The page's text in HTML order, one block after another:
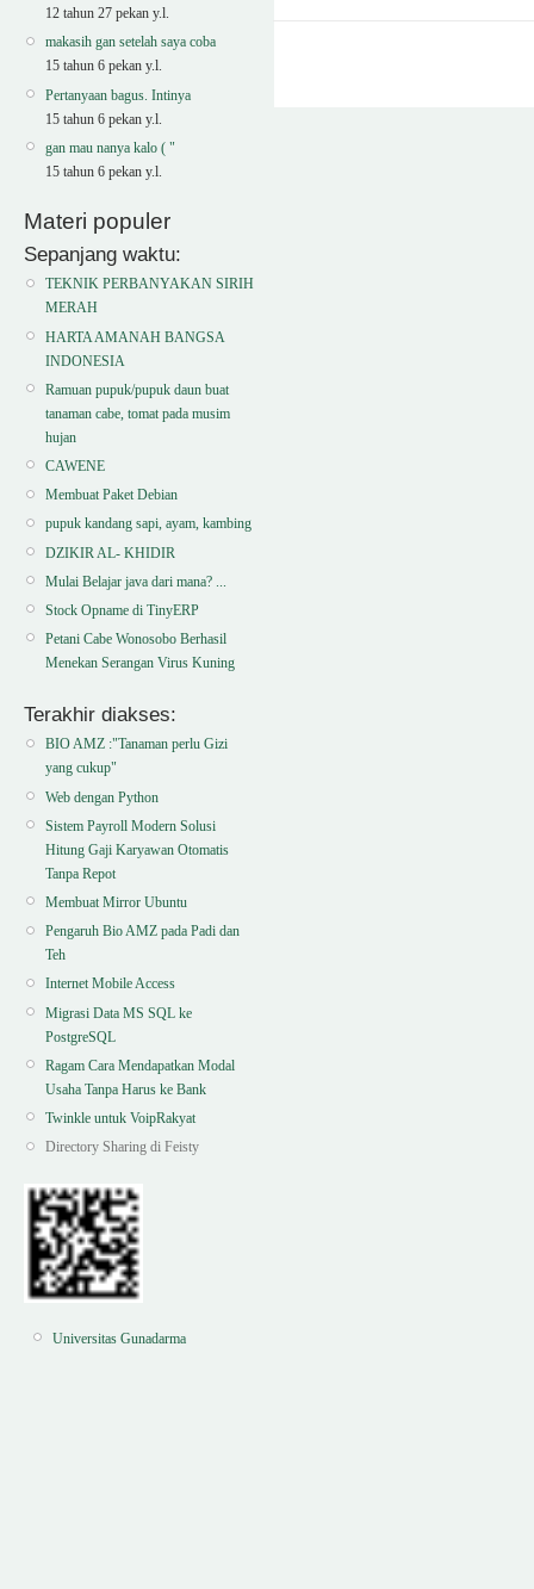
12 tahun 27 pekan y.l.
makasih gan setelah saya coba
15 tahun 6 pekan y.l.
Pertanyaan bagus. Intinya
15 tahun 6 pekan y.l.
gan mau nanya kalo ( "
15 tahun 6 pekan y.l.
Materi populer
Sepanjang waktu:
TEKNIK PERBANYAKAN SIRIH
MERAH
HARTA AMANAH BANGSA
INDONESIA
Ramuan pupuk/pupuk daun buat
tanaman cabe, tomat pada musim
hujan
CAWENE
Membuat Paket Debian
pupuk kandang sapi, ayam, kambing
DZIKIR AL- KHIDIR
Mulai Belajar java dari mana? ...
Stock Opname di TinyERP
Petani Cabe Wonosobo Berhasil
Menekan Serangan Virus Kuning
Terakhir diakses:
BIO AMZ :"Tanaman perlu Gizi
yang cukup"
Web dengan Python
Sistem Payroll Modern Solusi
Hitung Gaji Karyawan Otomatis
Tanpa Repot
Membuat Mirror Ubuntu
Pengaruh Bio AMZ pada Padi dan
Teh
Internet Mobile Access
Migrasi Data MS SQL ke
PostgreSQL
Ragam Cara Mendapatkan Modal
Usaha Tanpa Harus ke Bank
Twinkle untuk VoipRakyat
Directory Sharing di Feisty
Universitas Gunadarma